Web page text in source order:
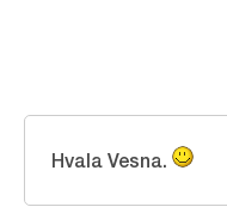
Hvala Vesna.